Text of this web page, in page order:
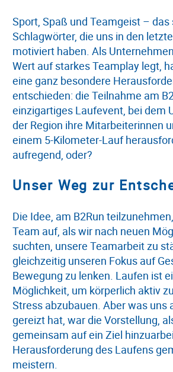
Sport, Spaß und Teamgeist – das
Schlagwörter, die uns in den
motiviert haben. Als
Wert auf starkes Teamplay legt,
eine ganz besondere
entschieden: die Teilnahme am
einzigartiges Laufevent, bei dem
der Region ihre Mitarbeiterinnen
einem 5-Kilometer-Lauf
aufregend, oder?
Unser Weg zur
Die Idee, am B2Run
Team auf, als wir nach neuen
suchten, unsere Teamarbeit zu
gleichzeitig unseren Fokus auf
Bewegung zu lenken. Laufen ist
Möglichkeit, um körperlich aktiv
Stress abzubauen. Aber was uns
gereizt hat, war die Vorstellung,
gemeinsam auf ein Ziel
Herausforderung des Laufens
meistern.